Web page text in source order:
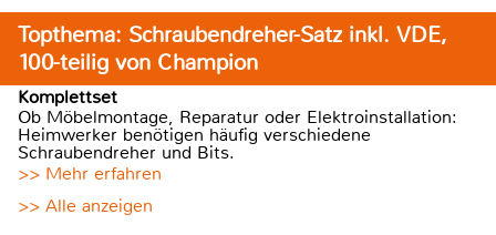
Topthema: Schraubendreher-Satz inkl. VDE,
100-teilig von Champion
Komplettset
Ob Möbelmontage, Reparatur oder Elektroinstallation:
Heimwerker benötigen häufig verschiedene
Schraubendreher und Bits.
>> Mehr erfahren
>> Alle anzeigen